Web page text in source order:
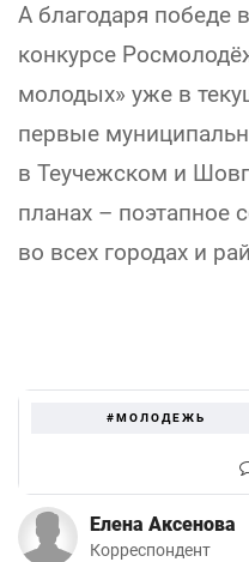
А благодаря победе
конкурсе
молодых» уже в
первые
в Теучежском и
планах – поэтапное
во всех городах и
#МОЛОДЕЖЬ
Елена Аксенова
Корреспондент